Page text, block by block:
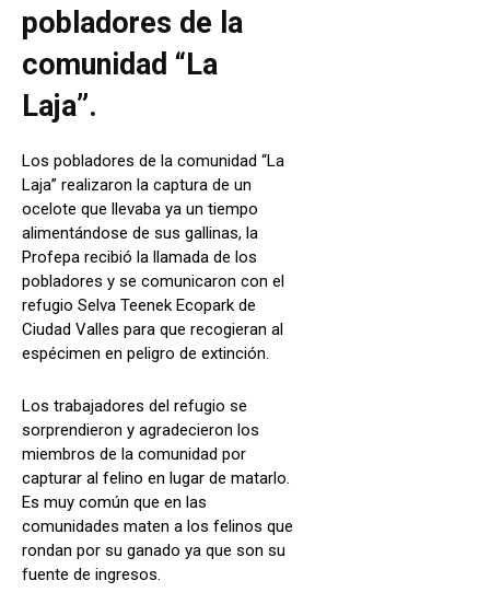
pobladores de la
comunidad “La
Laja”.
Los pobladores de la comunidad “La
Laja” realizaron la captura de un
ocelote que llevaba ya un tiempo
alimentándose de sus gallinas, la
Profepa recibió la llamada de los
pobladores y se comunicaron con el
refugio Selva Teenek Ecopark de
Ciudad Valles para que recogieran al
espécimen en peligro de extinción.
Los trabajadores del refugio se
sorprendieron y agradecieron los
miembros de la comunidad por
capturar al felino en lugar de matarlo.
Es muy común que en las
comunidades maten a los felinos que
rondan por su ganado ya que son su
fuente de ingresos.